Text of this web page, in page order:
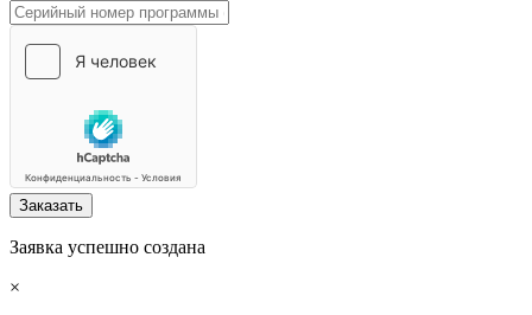
Заказать
Заявка успешно создана
×